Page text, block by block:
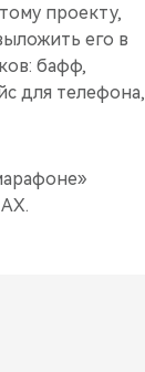
проекту,
его в
бафф,
для телефона,